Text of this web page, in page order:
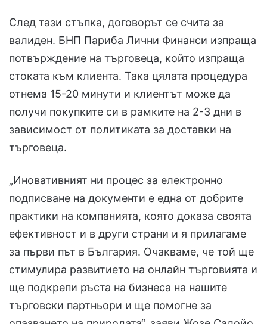
След тази стъпка, договорът се счита за
валиден. БНП Париба Лични Финанси изпраща
потвърждение на търговеца, който изпраща
стоката към клиента. Така цялата процедура
отнема 15-20 минути и клиентът може да
получи покупките си в рамките на 2-3 дни в
зависимост от политиката за доставки на
търговеца.
„Иновативният ни процес за електронно
подписване на документи е една от добрите
практики на компанията, която доказа своята
ефективност и в други страни и я прилагаме
за първи път в България. Очакваме, че той ще
стимулира развитието на онлайн търговията и
ще подкрепи ръста на бизнеса на нашите
търговски партньори и ще помогне за